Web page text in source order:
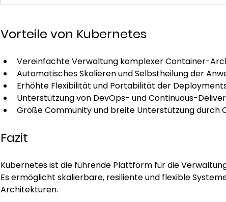
Vorteile von Kubernetes
Vereinfachte Verwaltung komplexer Container-
Automatisches Skalieren und Selbstheilung der
Erhöhte Flexibilität und Portabilität der
Unterstützung von DevOps- und Continuous-
Große Community und breite Unterstützung durch
Fazit
Kubernetes ist die führende Plattform für die
Es ermöglicht skalierbare, resiliente und flexible
Architekturen.